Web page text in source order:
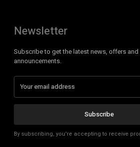
Newsletter
Subscribe to get the latest news, offers
announcements.
Subscribe
By subscribing, you're accepting to receive